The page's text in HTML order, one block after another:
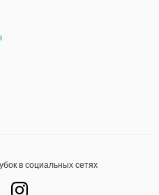
в социальных сетях